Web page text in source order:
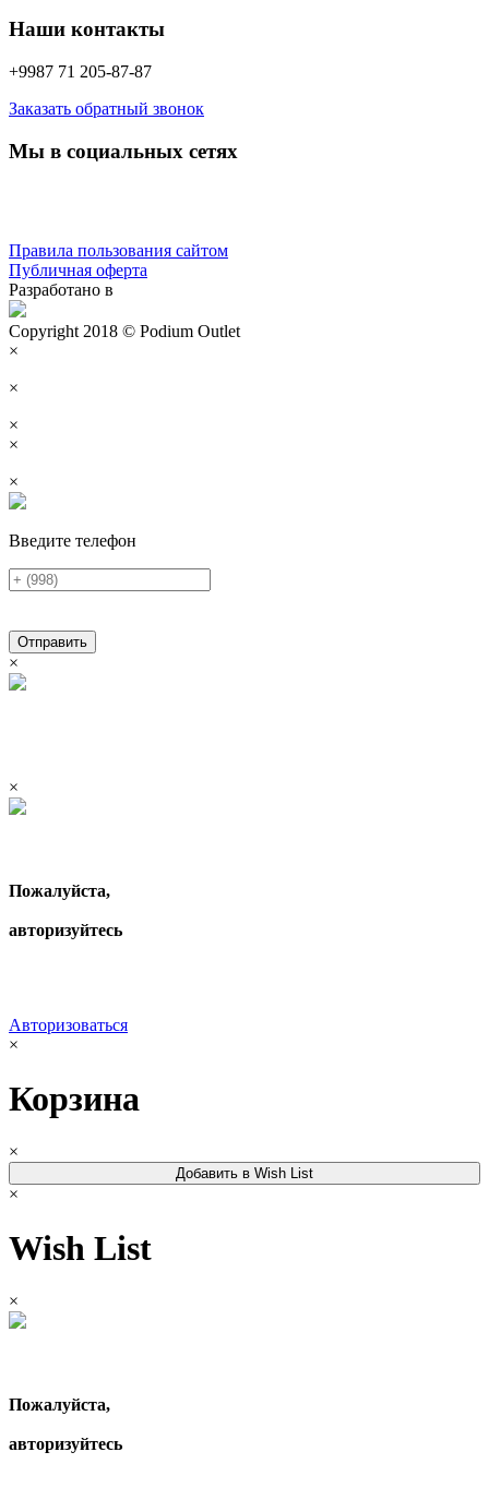
Наши контакты
+9987 71 205-87-87
Заказать обратный звонок
Мы в социальных сетях
Правила пользования сайтом
Публичная оферта
Разработано в
Copyright 2018 © Podium Outlet
×
×
×
×
×
Введите телефон
Отправить
×
×
Пожалуйста,
авторизуйтесь
Авторизоваться
×
Корзина
×
Добавить в Wish List
×
Wish List
×
Пожалуйста,
авторизуйтесь